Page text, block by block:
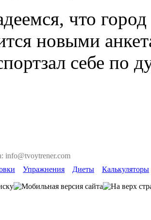
что
новыми
себе по
info@tvoytrener.com
Упражнения Диеты Калькуляторы